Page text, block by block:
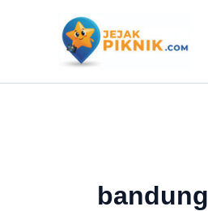
bandung